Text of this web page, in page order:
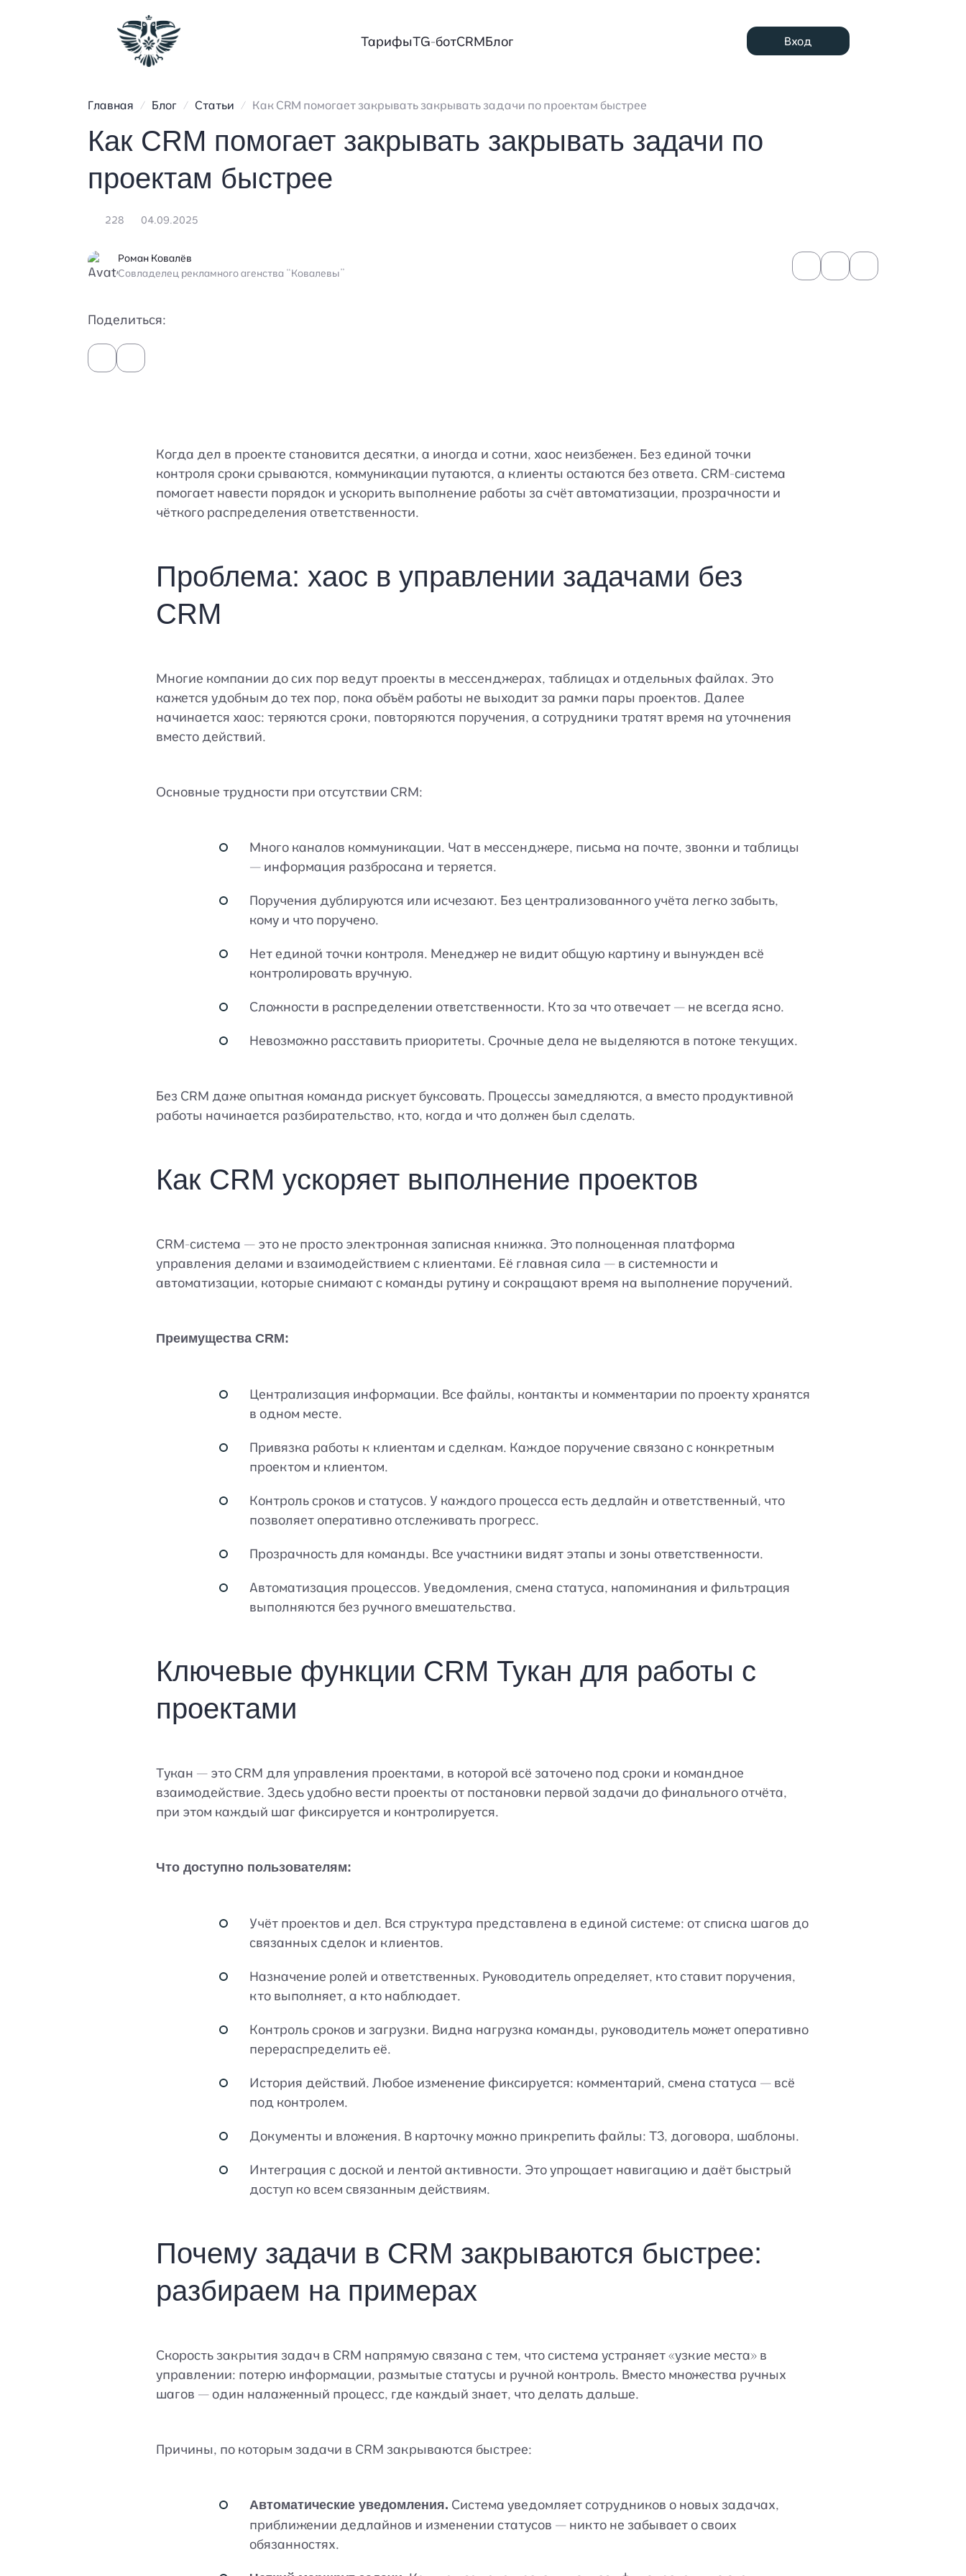
ТарифыTG-ботCRMБлог Вход
Главная Блог Статьи Как CRM помогает закрывать закрывать задачи по проектам быстрее
Как CRM помогает закрывать закрывать задачи по
проектам быстрее
228 04.09.2025
Роман Ковалёв
Совладелец рекламного агенства “Ковалевы”
Поделиться:
Когда дел в проекте становится десятки, а иногда и сотни, хаос неизбежен. Без единой точки
контроля сроки срываются, коммуникации путаются, а клиенты остаются без ответа. CRM-система
помогает навести порядок и ускорить выполнение работы за счёт автоматизации, прозрачности и
чёткого распределения ответственности.
Проблема: хаос в управлении задачами без
CRM
Многие компании до сих пор ведут проекты в мессенджерах, таблицах и отдельных файлах. Это
кажется удобным до тех пор, пока объём работы не выходит за рамки пары проектов. Далее
начинается хаос: теряются сроки, повторяются поручения, а сотрудники тратят время на уточнения
вместо действий.
Основные трудности при отсутствии CRM:
Много каналов коммуникации. Чат в мессенджере, письма на почте, звонки и таблицы
— информация разбросана и теряется.
Поручения дублируются или исчезают. Без централизованного учёта легко забыть,
кому и что поручено.
Нет единой точки контроля. Менеджер не видит общую картину и вынужден всё
контролировать вручную.
Сложности в распределении ответственности. Кто за что отвечает — не всегда ясно.
Невозможно расставить приоритеты. Срочные дела не выделяются в потоке текущих.
Без CRM даже опытная команда рискует буксовать. Процессы замедляются, а вместо продуктивной
работы начинается разбирательство, кто, когда и что должен был сделать.
Как CRM ускоряет выполнение проектов
CRM-система — это не просто электронная записная книжка. Это полноценная платформа
управления делами и взаимодействием с клиентами. Её главная сила — в системности и
автоматизации, которые снимают с команды рутину и сокращают время на выполнение поручений.
Преимущества CRM:
Централизация информации. Все файлы, контакты и комментарии по проекту хранятся
в одном месте.
Привязка работы к клиентам и сделкам. Каждое поручение связано с конкретным
проектом и клиентом.
Контроль сроков и статусов. У каждого процесса есть дедлайн и ответственный, что
позволяет оперативно отслеживать прогресс.
Прозрачность для команды. Все участники видят этапы и зоны ответственности.
Автоматизация процессов. Уведомления, смена статуса, напоминания и фильтрация
выполняются без ручного вмешательства.
Ключевые функции CRM Тукан для работы с
проектами
Тукан — это CRM для управления проектами, в которой всё заточено под сроки и командное
взаимодействие. Здесь удобно вести проекты от постановки первой задачи до финального отчёта,
при этом каждый шаг фиксируется и контролируется.
Что доступно пользователям:
Учёт проектов и дел. Вся структура представлена в единой системе: от списка шагов до
связанных сделок и клиентов.
Назначение ролей и ответственных. Руководитель определяет, кто ставит поручения,
кто выполняет, а кто наблюдает.
Контроль сроков и загрузки. Видна нагрузка команды, руководитель может оперативно
перераспределить её.
История действий. Любое изменение фиксируется: комментарий, смена статуса — всё
под контролем.
Документы и вложения. В карточку можно прикрепить файлы: ТЗ, договора, шаблоны.
Интеграция с доской и лентой активности. Это упрощает навигацию и даёт быстрый
доступ ко всем связанным действиям.
Почему задачи в CRM закрываются быстрее:
разбираем на примерах
Скорость закрытия задач в CRM напрямую связана с тем, что система устраняет «узкие места» в
управлении: потерю информации, размытые статусы и ручной контроль. Вместо множества ручных
шагов — один налаженный процесс, где каждый знает, что делать дальше.
Причины, по которым задачи в CRM закрываются быстрее:
Автоматические уведомления. Система уведомляет сотрудников о новых задачах,
приближении дедлайнов и изменении статусов — никто не забывает о своих
обязанностях.